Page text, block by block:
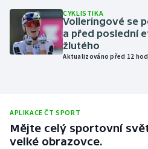
Olympijské hry
Parasport
Ragby
CYKLISTIKA
Volleringové se
a před poslední
žlutého
Aktualizováno před 12 hod
APLIKACE ČT SPORT
Mějte celý sportovní
velké obrazovce.